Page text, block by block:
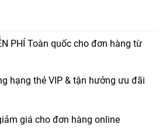
PHÍ Toàn quốc cho đơn hàng từ
hạng thẻ VIP & tận hưởng ưu đãi
giá cho đơn hàng online